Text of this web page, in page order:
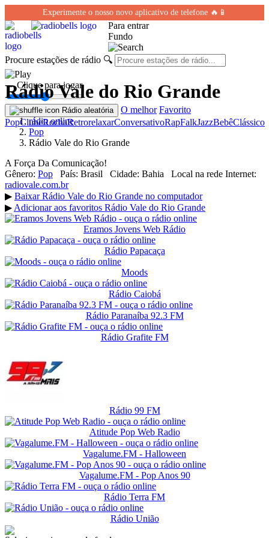
Experimente o nosso novo aplicativo de telefone 🔥📱
Para entrar
Fundo
Procure estações de rádio 🔍
← Clique para jogar
Rádio aleatória O melhor Favorito
PopClubeRochaRetrorelaxarConversativoRapFalkJazzBebêClássico
Rádio Vale do Rio Grande
rádio online
Pop
Rádio Vale do Rio Grande
A Força Da Comunicação!
Gênero: Pop País: Brasil Cidade: Bahia Local na rede Internet:
radiovale.com.br
▶ Baixar Rádio Vale do Rio Grande no computador
▶ Adicionar aos favoritos Rádio Vale do Rio Grande
Eramos Jovens Web Rádio
Rádio Papacaça
Moods
Rádio Caiobá
Rádio Paranaíba 92.3 FM
Rádio Grafite FM
Rádio 99 FM
Atitude Pop Web Radio
Vagalume.FM - Halloween
Vagalume.FM - Pop Anos 90
Rádio Terra FM
Rádio União